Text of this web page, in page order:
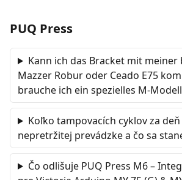
PUQ Press
Kann ich das Bracket mit meiner
Mazzer Robur oder Ceado E75
brauche ich ein spezielles M-
Koľko tampovacích cyklov za
nepretržitej prevádzke a čo sa
Čo odlišuje PUQ Press M6 –